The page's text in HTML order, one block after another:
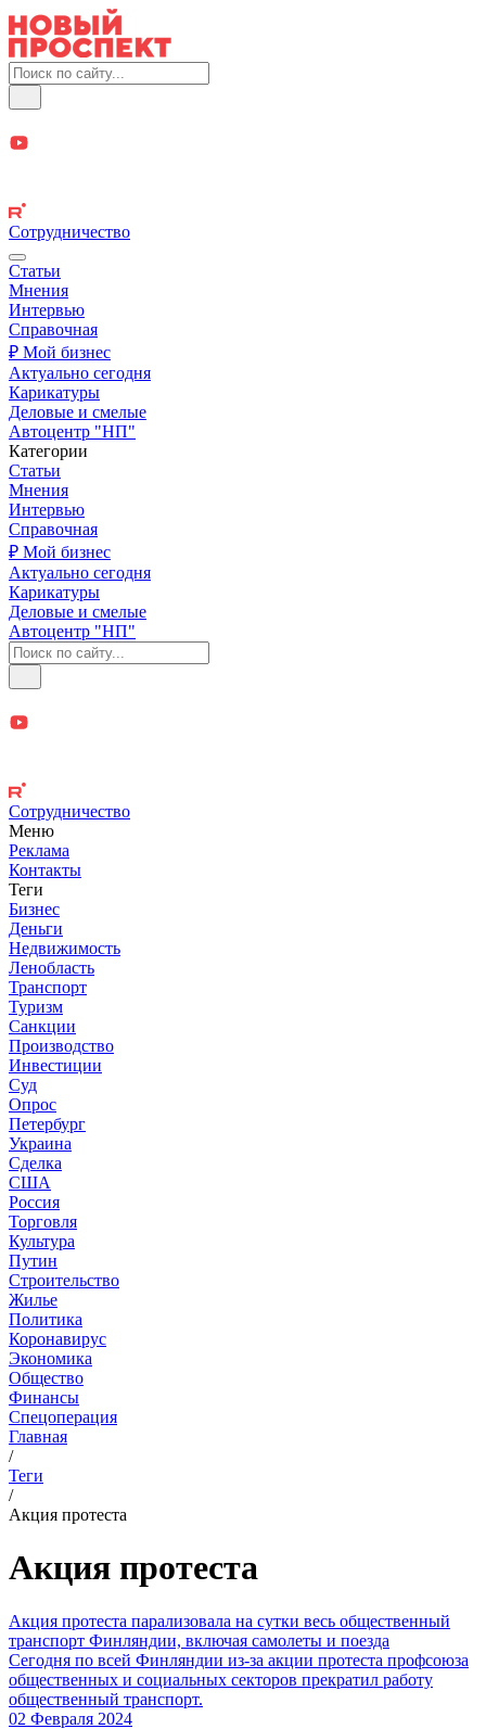
Сотрудничество
Статьи
Мнения
Интервью
Справочная
₽ Мой бизнес
Актуально сегодня
Карикатуры
Деловые и смелые
Автоцентр "НП"
Категории
Статьи
Мнения
Интервью
Справочная
₽ Мой бизнес
Актуально сегодня
Карикатуры
Деловые и смелые
Автоцентр "НП"
Сотрудничество
Меню
Реклама
Контакты
Теги
Бизнес
Деньги
Недвижимость
Ленобласть
Транспорт
Туризм
Санкции
Производство
Инвестиции
Суд
Опрос
Петербург
Украина
Сделка
США
Россия
Торговля
Культура
Путин
Строительство
Жилье
Политика
Коронавирус
Экономика
Общество
Финансы
Спецоперация
Главная
/
Теги
/
Акция протеста
Акция протеста
Акция протеста парализовала на сутки весь общественный
транспорт Финляндии, включая самолеты и поезда
Сегодня по всей Финляндии из-за акции протеста профсоюза
общественных и социальных секторов прекратил работу
общественный транспорт.
02 Февраля 2024